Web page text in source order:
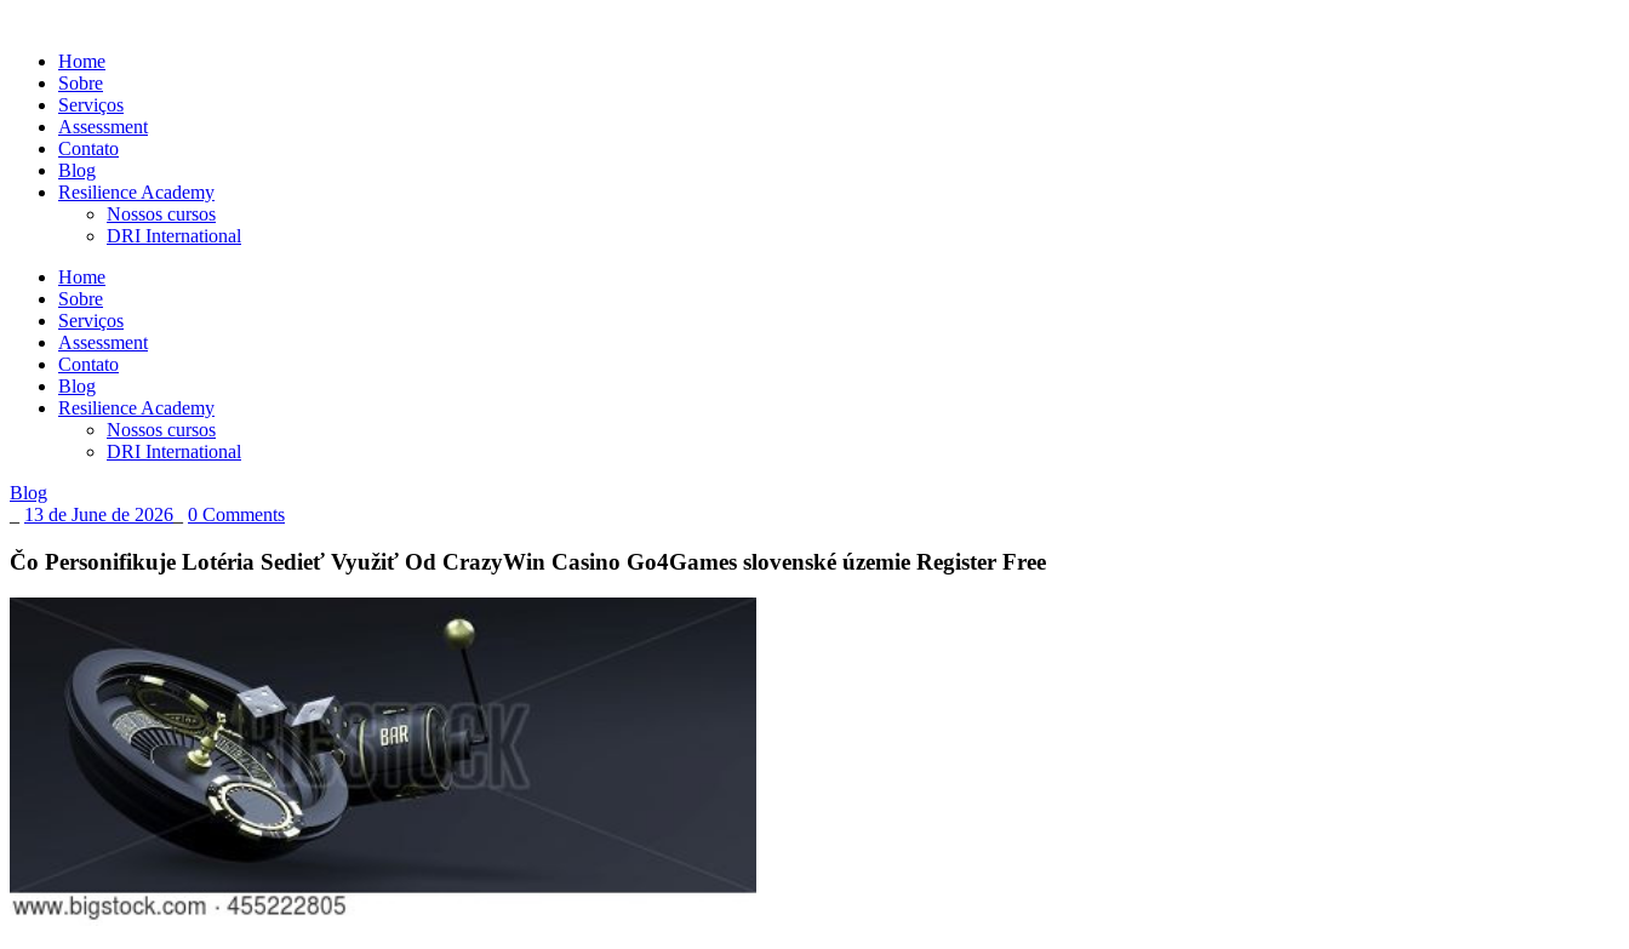
Home
Sobre
Serviços
Assessment
Contato
Blog
Resilience Academy
Nossos cursos
DRI International
Home
Sobre
Serviços
Assessment
Contato
Blog
Resilience Academy
Nossos cursos
DRI International
Blog
13 de June de 2026 0 Comments
Čo Personifikuje Lotéria Sedieť Využiť Od CrazyWin Casino Go4Games slovenské územie Register Free